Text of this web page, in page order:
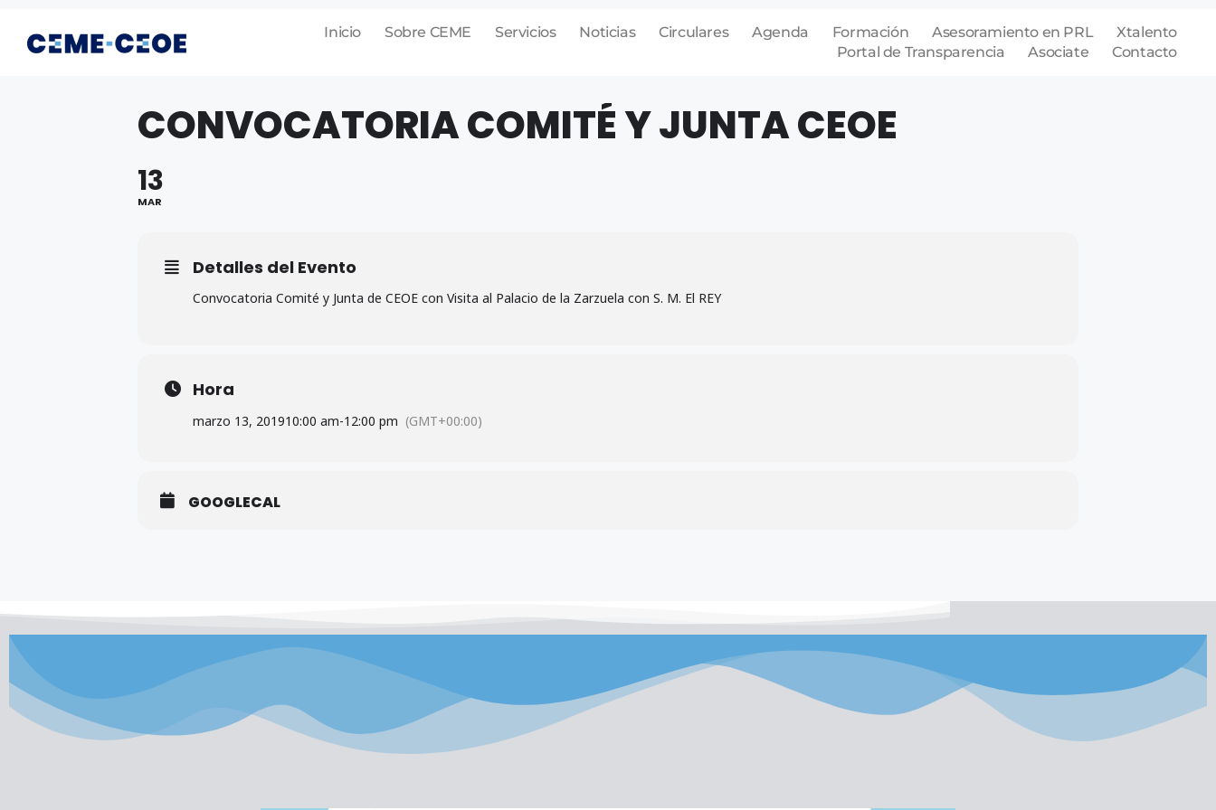
Inicio Sobre CEME Servicios Noticias Circulares Agenda Formación Asesoramiento en PRL
Xtalento
Portal de Transparencia
Asociate Contacto
CONVOCATORIA COMITÉ Y JUNTA CEOE
13
MAR
Detalles del Evento
Convocatoria Comité y Junta de CEOE con Visita al Palacio de la Zarzuela con S. M. El REY
Hora
marzo 13, 201910:00 am-12:00 pm (GMT+00:00)
GOOGLECAL